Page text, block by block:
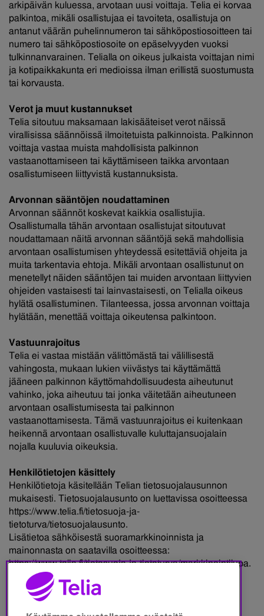
arkipäivän kuluessa, arvotaan uusi voittaja. Telia ei korvaa
palkintoa, mikäli osallistujaa ei tavoiteta, osallistuja on
antanut väärän puhelinnumeron tai sähköpostiosoitteen tai
numero tai sähköpostiosoite on epäselvyyden vuoksi
tulkinnanvarainen. Telialla on oikeus julkaista voittajan nimi
ja kotipaikkakunta eri medioissa ilman erillistä suostumusta
tai korvausta.
Verot ja muut kustannukset
Telia sitoutuu maksamaan lakisääteiset verot näissä
virallisissa säännöissä ilmoitetuista palkinnoista. Palkinnon
voittaja vastaa muista mahdollisista palkinnon
vastaanottamiseen tai käyttämiseen taikka arvontaan
osallistumiseen liittyvistä kustannuksista.
Arvonnan sääntöjen noudattaminen
Arvonnan säännöt koskevat kaikkia osallistujia.
Osallistumalla tähän arvontaan osallistujat sitoutuvat
noudattamaan näitä arvonnan sääntöjä sekä mahdollisia
arvontaan osallistumisen yhteydessä esitettäviä ohjeita ja
muita tarkentavia ehtoja. Mikäli arvontaan osallistunut on
menetellyt näiden sääntöjen tai muiden arvontaan liittyvien
ohjeiden vastaisesti tai lainvastaisesti, on Telialla oikeus
hylätä osallistuminen. Tilanteessa, jossa arvonnan voittaja
hylätään, menettää voittaja oikeutensa palkintoon.
Vastuunrajoitus
Telia ei vastaa mistään välittömästä tai välillisestä
vahingosta, mukaan lukien viivästys tai käyttämättä
jääneen palkinnon käyttömahdollisuudesta aiheutunut
vahinko, joka aiheutuu tai jonka väitetään aiheutuneen
arvontaan osallistumisesta tai palkinnon
vastaanottamisesta. Tämä vastuunrajoitus ei kuitenkaan
heikennä arvontaan osallistuvalle kuluttajansuojalain
nojalla kuuluvia oikeuksia.
Henkilötietojen käsittely
Henkilötietoja käsitellään Telian tietosuojalausunnon
mukaisesti. Tietosuojalausunto on luettavissa osoitteessa
https://www.telia.fi/tietosuoja-ja-
tietoturva/tietosuojalausunto.
Lisätietoa sähköisestä suoramarkkinoinnista ja
mainonnasta on saatavilla osoitteessa:
https://www.telia.fi/tietosuoja-ja-tietoturva/markkinointilupa.
Kaikki oikeudet muutoksiin pidätetään.